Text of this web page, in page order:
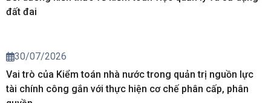
03/08/2026
30/07/2026